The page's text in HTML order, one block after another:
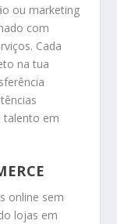
ou marketing
com
Cada
na tua
talento em
online sem
lojas em